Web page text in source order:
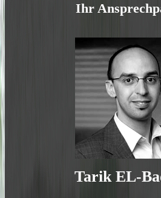
Ihr
Tarik EL-